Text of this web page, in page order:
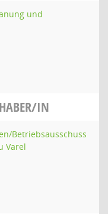
und
IN
Betriebsausschuss
Varel